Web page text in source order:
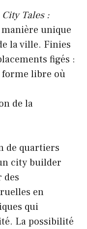
City Tales :
unique
la ville. Finies
figés :
forme libre où
de la
de quartiers
city builder
des
en
qui
La possibilité